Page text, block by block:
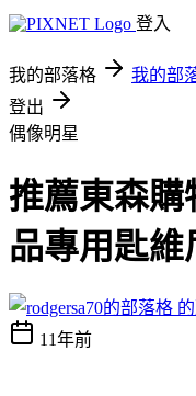
登入
我的部落格 我的部
登出
偶像明星
推薦東森
品專用匙維
11年前